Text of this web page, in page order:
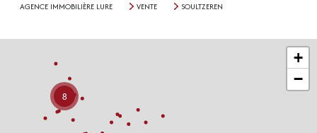
AGENCE IMMOBILIÈRE LURE VENTE SOULTZEREN
8
+
−